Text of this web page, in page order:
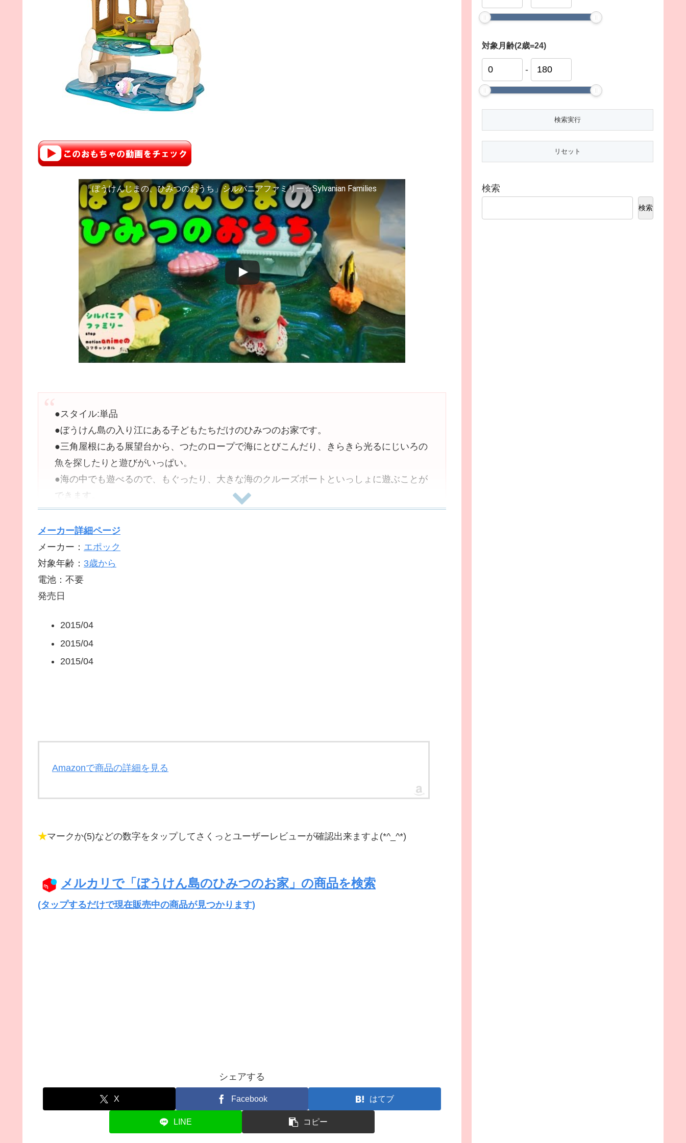
「ぼうけんじまの、ひみつのおうち」シルバニアファミリー☆Sylvanian Families
●スタイル:単品
●ぼうけん島の入り江にある子どもたちだけのひみつのお家です。
●三角屋根にある展望台から、つたのロープで海にとびこんだり、きらきら光るにじいろの
魚を探したりと遊びがいっぱい。
●海の中でも遊べるので、もぐったり、大きな海のクルーズボートといっしょに遊ぶことが
できます。
●[セット内容]
●本体、展望台、丸太のイス2、丸太のテーブル、にじいろの魚、
●旗、フィン(こども用)、ゴーグル(こども用)、つたのロープ、
●図鑑、ぼうけん島マップ、にじいろの魚の絵、森のおはなし
●(Amazon.co.jpより)
●(C)EPOCH
●本体サイズ :31.3×22.4×41.8cm
メーカー詳細ページ
メーカー： エポック
対象年齢： 3歳から
電池：不要
発売日
2015/04
2015/04
2015/04
Amazonで商品の詳細を見る
★マークか(5)などの数字をタップしてさくっとユーザーレビューが確認出来ますよ(*^_^*)
メルカリで「ぼうけん島のひみつのお家」の商品を検索
(タップするだけで現在販売中の商品が見つかります)
シェアする
X Facebook はてブ
LINE コピー
対象月齢(2歳=24)
-
検索
検索